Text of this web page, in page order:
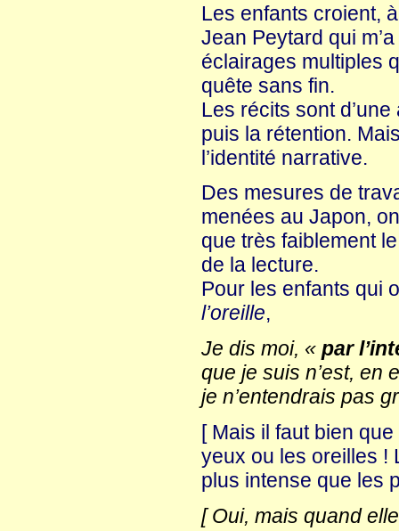
Les enfants croient,
Jean Peytard qui
éclairages multiples
quête sans fin.
Les récits sont
puis la rétention.
l’identité narrative.
Des mesures de
menées au Japon,
que très faiblement
de la lecture.
Pour les enfants qui
l’oreille,
Je dis moi, « par
que je suis n’est, en
je n’entendrais pas
[ Mais il faut bien
yeux ou les oreilles !
plus intense que les
[ Oui, mais quand